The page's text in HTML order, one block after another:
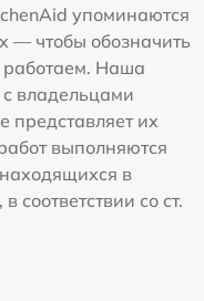
упоминаются
— чтобы обозначить
работаем. Наша
владельцами
представляет их
выполняются
в
соответствии со ст.